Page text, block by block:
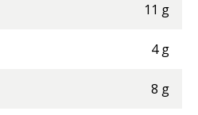
11 g
4 g
8 g